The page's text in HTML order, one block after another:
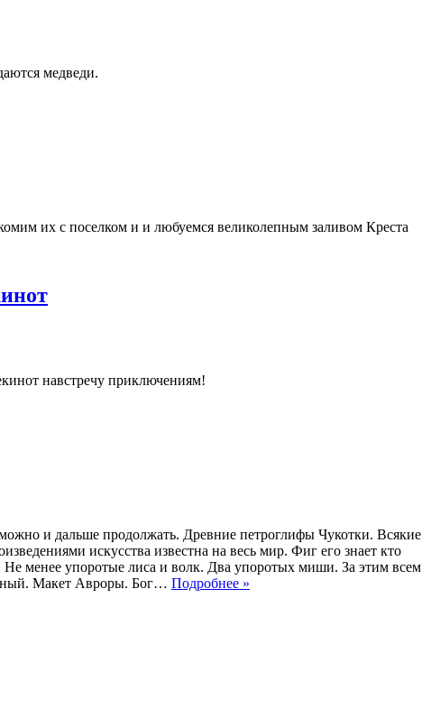
медведи.
их с поселком и и любуемся великолепным заливом Креста
навстречу приключениям!
и дальше продолжать. Древние петроглифы Чукотки. Всякие
искусства известна на весь мир. Фиг его знает кто
менее упоротые лиса и волк. Два упоротых миши. За этим всем
Макет Авроры. Бог… Подробнее »